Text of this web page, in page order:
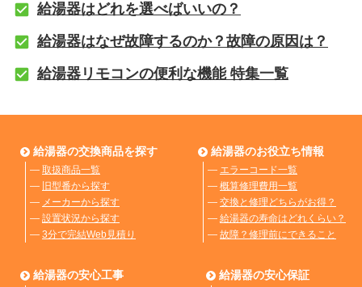
給湯器はどれを選べばいいの？
給湯器はなぜ故障するのか？故障の原因は？
給湯器リモコンの便利な機能 特集一覧
給湯器の交換商品を探す
― 取扱商品一覧
― 旧型番から探す
― メーカーから探す
― 設置状況から探す
― 3分で完結Web見積り
給湯器のお役立ち情報
― エラーコード一覧
― 概算修理費用一覧
― 交換と修理どちらがお得？
― 給湯器の寿命はどれくらい？
― 故障？修理前にできること
給湯器の安心工事 給湯器の安心保証